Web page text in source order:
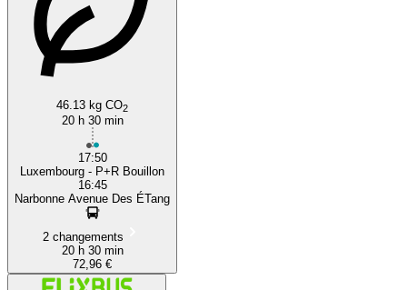
46.13 kg CO2
20 h 30 min
17:50
Luxembourg - P+R Bouillon
16:45
Narbonne Avenue Des ÉTang
2 changements
20 h 30 min
72,96 €